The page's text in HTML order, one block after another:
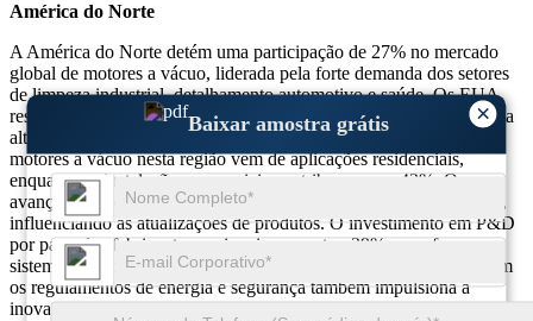
×
Baixar amostra grátis
América do Norte
A América do Norte detém uma participação de 27% no mercado
global de motores a vácuo, liderada pela forte demanda dos setores
de limpeza industrial, detalhamento automotivo e saúde. Os EUA
respondem por quase 83% da demanda regional, impulsionada pela
alta adoção de aparelhos inteligentes. Mais de 38% do uso de
motores a vácuo nesta região vem de aplicações residenciais,
enquanto as instalações comerciais contribuem com 42%. Os
avanços tecnológicos melhoraram a economia de energia em 33%,
influenciando as atualizações de produtos. O investimento em P&D
por parte dos fabricantes nacionais aumentou 29%, com foco em
sistemas motores duráveis ​​e de alta eficiência. A conformidade com
os regulamentos de energia e segurança também impulsiona a
inovação.